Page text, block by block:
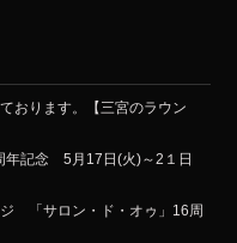
おります。【三宮のラウン
年記念 5月17日(火)～2１日
「サロン・ド・オゥ」16周